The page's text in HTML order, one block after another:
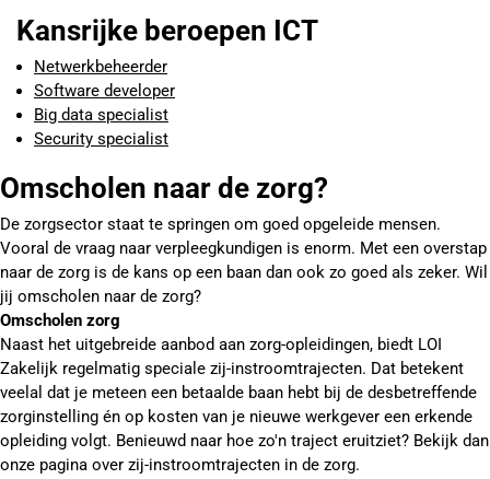
Kansrijke beroepen ICT
Netwerkbeheerder
Software developer
Big data specialist
Security specialist
Omscholen naar de zorg?
De zorgsector staat te springen om goed opgeleide mensen.
Vooral de vraag naar verpleegkundigen is enorm. Met een overstap
naar de zorg is de kans op een baan dan ook zo goed als zeker. Wil
jij omscholen naar de zorg?
Omscholen zorg
Naast het uitgebreide aanbod aan zorg-opleidingen, biedt LOI
Zakelijk regelmatig speciale zij-instroomtrajecten. Dat betekent
veelal dat je meteen een betaalde baan hebt bij de desbetreffende
zorginstelling én op kosten van je nieuwe werkgever een erkende
opleiding volgt. Benieuwd naar hoe zo'n traject eruitziet? Bekijk dan
onze pagina over zij-instroomtrajecten in de zorg.